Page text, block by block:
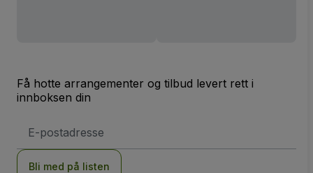
Få hotte arrangementer og tilbud levert rett i
innboksen din
postadresse
Bli med på listen